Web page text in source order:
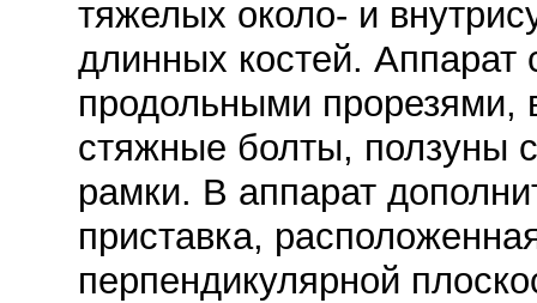
тяжелых около- и
длинных костей. Аппарат
продольными прорезями,
стяжные болты, ползуны
рамки. В аппарат
приставка,
перпендикулярной